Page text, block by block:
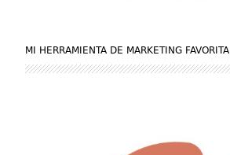
MI HERRAMIENTA DE MARKETING FAVORITA